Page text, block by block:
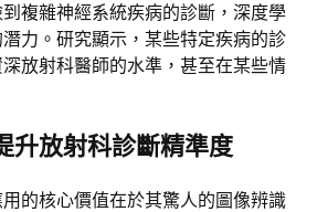
複雜神經系統疾病的診斷，深度學
力。研究顯示，某些特定疾病的診
放射科醫師的水準，甚至在某些情
升放射科診斷精準度
的核心價值在於其驚人的圖像辨識